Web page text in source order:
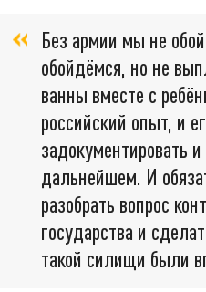
Без армии мы не
обойдёмся, но не
ванны вместе с
российский опыт, и
задокументировать
дальнейшем. И
разобрать вопрос
государства и
такой силищи были